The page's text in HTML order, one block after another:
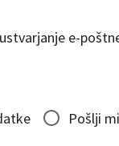
e-
Pošlji